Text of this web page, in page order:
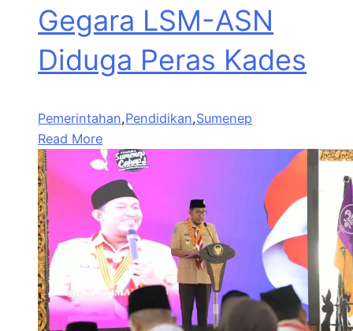
Gegara LSM-ASN
Diduga Peras Kades
Pemerintahan,Pendidikan,Sumenep
Read More